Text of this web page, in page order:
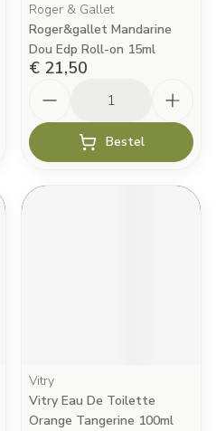
Roger & Gallet
Roger&gallet Mandarine
Dou Edp Roll-on 15ml
€ 21,50
Bestel
Vitry
Vitry Eau De Toilette
Orange Tangerine 100ml